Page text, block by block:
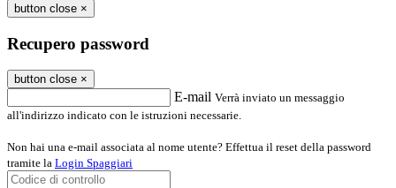
button close ×
Recupero password
button close ×
E-mail Verrà inviato un messaggio
all'indirizzo indicato con le istruzioni necessarie.
Non hai una e-mail associata al nome utente? Effettua il reset della password
tramite la Login Spaggiari